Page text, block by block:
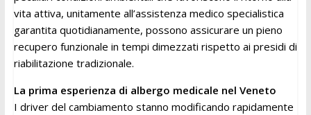
vita attiva, unitamente all’assistenza medico specialistica
garantita quotidianamente, possono assicurare un pieno
recupero funzionale in tempi dimezzati rispetto ai presidi di
riabilitazione tradizionale.
La prima esperienza di albergo medicale nel Veneto
I driver del cambiamento stanno modificando rapidamente